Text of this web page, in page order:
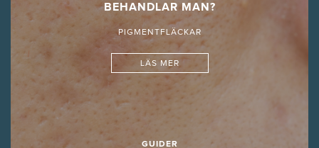
BEHANDLAR MAN?
PIGMENTFLÄCKAR
LÄS MER
GUIDER